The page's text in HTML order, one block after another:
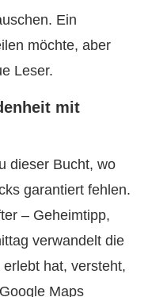
Ein
möchte, aber
Leser.
mit
dieser Bucht, wo
garantiert fehlen.
– Geheimtipp,
verwandelt die
hat, versteht,
Maps